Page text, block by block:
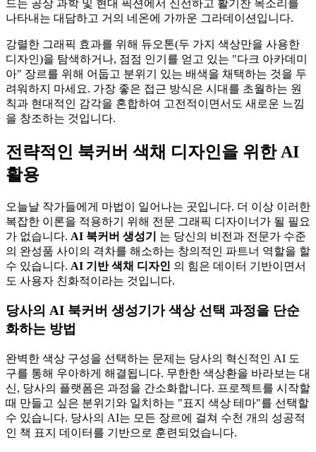
드는 공상 과학 및 현대 픽션에서 신선하고 활기찬 목소리를
나타내는 대담하고 거의 네온에 가까운 그라데이션입니다.
강렬한 그래픽 효과를 위해 듀오톤(두 가지 색상만을 사용한
디자인)을 탐색하거나, 점점 인기를 얻고 있는 "다크 아카데미
아" 장르를 위해 어둡고 분위기 있는 배색을 채택하는 것을 두
려워하지 마세요. 가장 좋은 접근 방식은 시대를 초월하는 원
칙과 현대적인 감각을 혼합하여 고전적이면서도 새로운 느낌
을 창조하는 것입니다.
전략적인 북커버 색채 디자인을 위한 AI
활용
오늘날 작가들에게 마법이 일어나는 곳입니다. 더 이상 이러한
복잡한 이론을 적용하기 위해 전문 그래픽 디자이너가 될 필요
가 없습니다. AI 북커버 생성기
는 당신의 비전과 전문가 수준
의 완성품 사이의 격차를 해소하는 창의적인 파트너 역할을 할
수 있습니다. AI 기반 색채 디자인 의 힘은 데이터 기반이면서
도 사용자 친화적이라는 것입니다.
당사의 AI 북커버 생성기가 색상 선택 과정을 단순
화하는 방법
완벽한 색상 구성을 선택하는 문제는 당사의 혁신적인 AI 도
구를 통해 우아하게 해결됩니다. 무한한 색상환을 바라보는 대
신, 당사의 플랫폼은 과정을 간소화합니다. 프로젝트를 시작할
때 만들고 싶은 분위기와 일치하는 "표지 색상 테마"를 선택할
수 있습니다. 당사의 AI는 모든 장르에 걸쳐 수천 개의 성공적
인 책 표지 데이터를 기반으로 훈련되었습니다.